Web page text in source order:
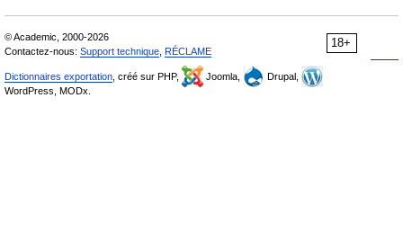
18+
© Academic, 2000-2026
Contactez-nous: Support technique RÉCLAME
Dictionnaires exportation , créé sur PHP, Joomla,
Drupal,
WordPress, MODx.